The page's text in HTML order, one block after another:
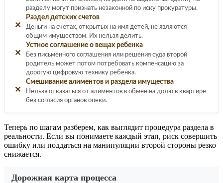
разделу могут признать незаконной по иску прокуратуры.
✕
Раздел детских счетов
Деньги на счетах, открытых на имя детей, не являются
общим имуществом. Их нельзя делить.
✕
Устное соглашение о вещах ребенка
Без письменного соглашения или решения суда второй
родитель может потом потребовать компенсацию за
дорогую цифровую технику ребенка.
✕
Смешивание алиментов и раздела имущества
Нельзя отказаться от алиментов в обмен на долю в квартире
без согласия органов опеки.
Теперь по шагам разберем, как выглядит процедура раздела в
реальности. Если вы понимаете каждый этап, риск совершить
ошибку или поддаться на манипуляции второй стороны резко
снижается.
Дорожная карта процесса